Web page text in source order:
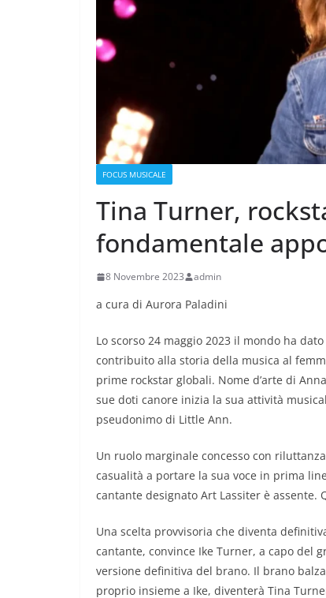
FOCUS MUSICALE
Tina Turner,
fondamentale
8 Novembre 2023 admin
a cura di Aurora Paladini
Lo scorso 24 maggio 2023 il mondo ha
contribuito alla storia della musica al
prime rockstar globali. Nome d’arte di
sue doti canore inizia la sua attività
pseudonimo di Little Ann.
Un ruolo marginale concesso con
casualità a portare la sua voce in prima
cantante designato Art Lassiter è
Una scelta provvisoria che diventa
cantante, convince Ike Turner, a capo del
versione definitiva del brano. Il brano
proprio insieme a Ike, diventerà Tina